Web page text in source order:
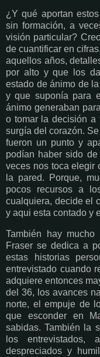
¿Y qué aportan
sin formación, a
visión particular?
de cuantificar en
aquellos años,
por alto y que los
estado de ánimo de
y que suponía para
ánimo generaban
o tomar la decisión a
surgía del corazón.
fueron un punto y
podían haber sido
veces nos toca elegir
la pared. Porque,
pocos recursos a
cualquiera, decide el
y aqui esta contado y
También hay
Fraser se dedica a
estas historias
entrevistado cuando
adquiere entonces
del 36, los avances
norte, el empuje de
que esconder en
sabidas. También la
los entrevistados,
despreciados y